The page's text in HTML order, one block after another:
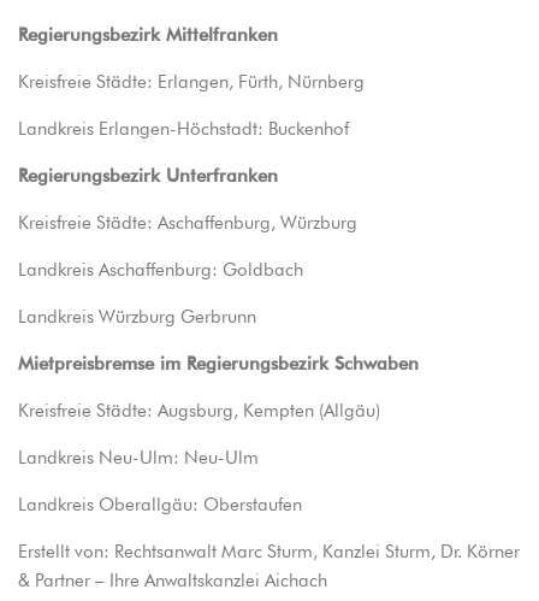
Regierungsbezirk Mittelfranken
Kreisfreie Städte: Erlangen, Fürth, Nürnberg
Landkreis Erlangen-Höchstadt: Buckenhof
Regierungsbezirk Unterfranken
Kreisfreie Städte: Aschaffenburg, Würzburg
Landkreis Aschaffenburg: Goldbach
Landkreis Würzburg Gerbrunn
Mietpreisbremse im Regierungsbezirk Schwaben
Kreisfreie Städte: Augsburg, Kempten (Allgäu)
Landkreis Neu-Ulm: Neu-Ulm
Landkreis Oberallgäu: Oberstaufen
Erstellt von: Rechtsanwalt Marc Sturm, Kanzlei Sturm, Dr. Körner
& Partner – Ihre Anwaltskanzlei Aichach